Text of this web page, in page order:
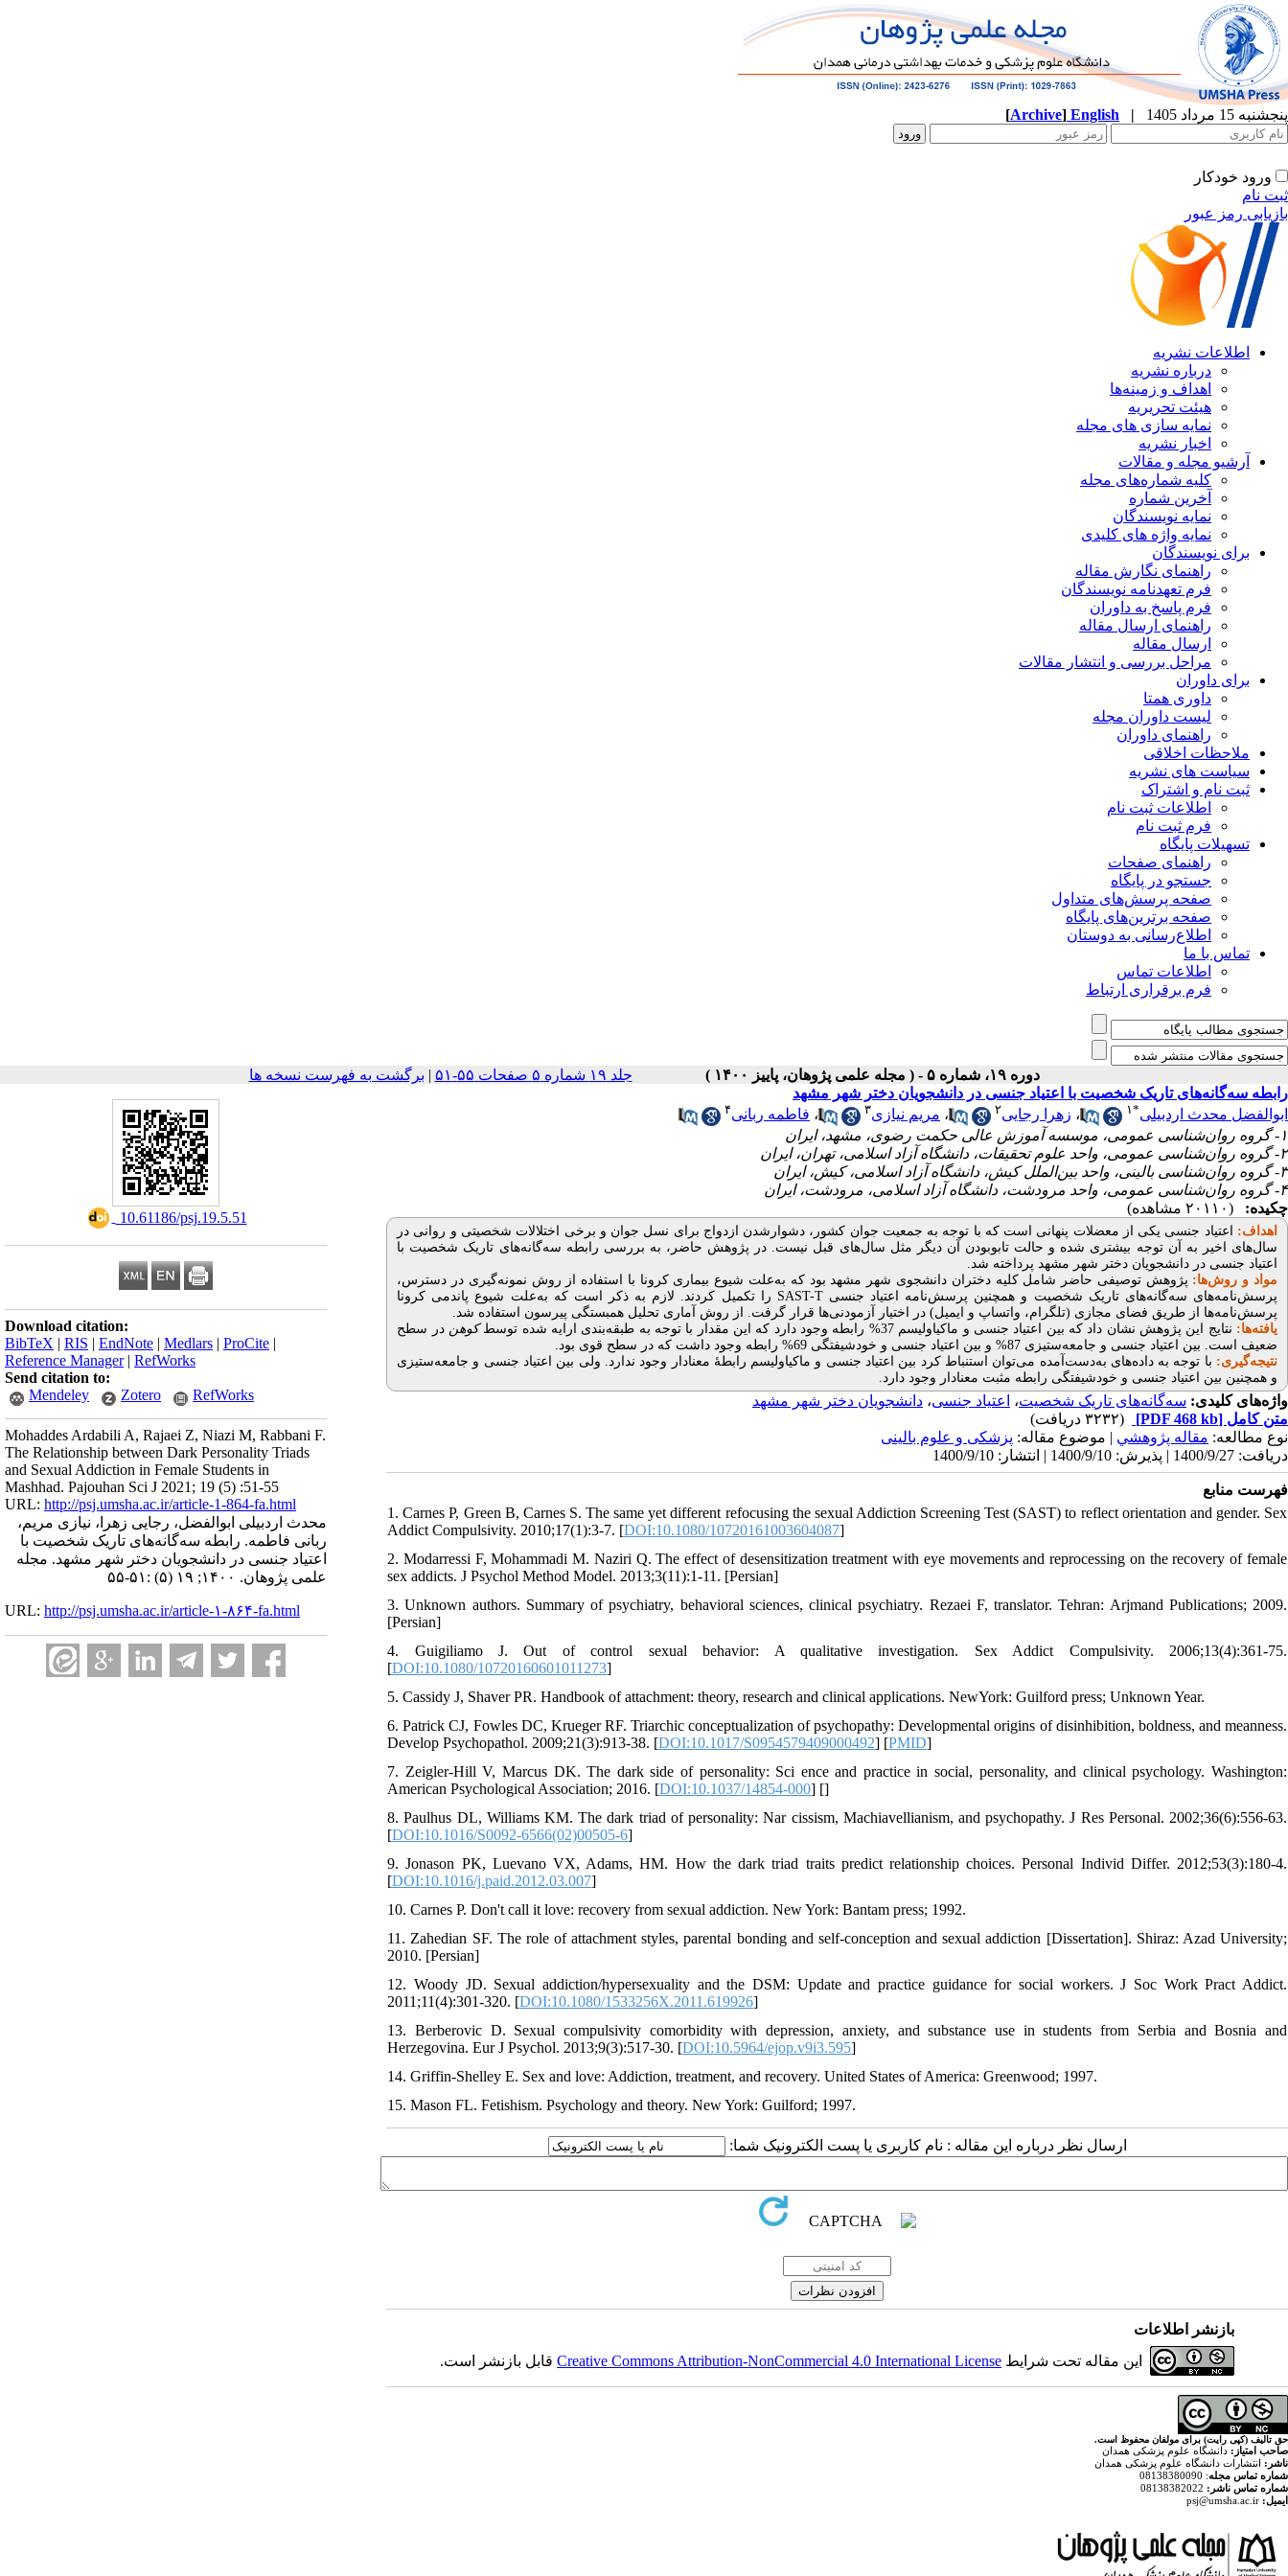
پنجشنبه 15 مرداد 1405 |
English
[Archive]
ورود خودکار
ثبت نام
بازیابی رمز عبور
اطلاعات نشریه
درباره نشریه
اهداف و زمینه‌ها
هیئت تحریریه
نمایه سازی های مجله
اخبار نشریه
آرشیو مجله و مقالات
کلیه شماره‌های مجله
آخرین شماره
نمایه نویسندگان
نمایه واژه های کلیدی
برای نویسندگان
راهنمای نگارش مقاله
فرم تعهدنامه نویسندگان
فرم پاسخ به داوران
راهنمای ارسال مقاله
ارسال مقاله
مراحل بررسی و انتشار مقالات
برای داوران
داوری همتا
لیست داوران مجله
راهنمای داوران
ملاحظات اخلاقی
سیاست های نشریه
ثبت نام و اشتراک
اطلاعات ثبت نام
فرم ثبت نام
تسهیلات پایگاه
راهنمای صفحات
جستجو در پایگاه
صفحه پرسش‌های متداول
صفحه برترین‌های پایگاه
اطلاع‌رسانی به دوستان
تماس با ما
اطلاعات تماس
فرم برقراری ارتباط
دوره ۱۹، شماره ۵ - ( مجله علمی پژوهان، پاییز ۱۴۰۰ ) جلد ۱۹ شماره ۵ صفحات ۵۵-۵۱ | برگشت به فهرست نسخه ها
‎ 10.61186/psj.19.5.51
Download citation:
BibTeX | RIS | EndNote | Medlars | ProCite |
Reference Manager| RefWorks
Send citation to:
Mendeley
Zotero RefWorks
Mohaddes Ardabili A, Rajaei Z, Niazi M, Rabbani F.
The Relationship between Dark Personality Triads
and Sexual Addiction in Female Students in
Mashhad. Pajouhan Sci J 2021; 19 (5) :51-55
URL: http://psj.umsha.ac.ir/article-1-864-fa.html
محدث اردبیلی ابوالفضل، رجایی زهرا، نیازی مریم،
ربانی فاطمه. رابطه سه‌گانه‌های تاریک شخصیت با
اعتیاد جنسی در دانشجویان دختر شهر مشهد. مجله
علمی پژوهان. ۱۴۰۰; ۱۹ (۵) :۵۱-۵۵
URL: http://psj.umsha.ac.ir/article-۱-۸۶۴-fa.html
رابطه سه‌گانه‌های تاریک شخصیت با اعتیاد جنسی در دانشجویان دختر شهر مشهد
ابوالفضل محدث اردبیلی*۱ ، زهرا رجایی۲ ، مریم نیازی۳ ، فاطمه ربانی۴
۱- گروه روان‌شناسی عمومی، موسسه آموزش عالی حکمت رضوی، مشهد، ایران
۲- گروه روان‌شناسی عمومی، واحد علوم تحقیقات، دانشگاه آزاد اسلامی، تهران، ایران
۳- گروه روان‌شناسی بالینی، واحد بین‌الملل کیش، دانشگاه آزاد اسلامی، کیش، ایران
۴- گروه روان‌شناسی عمومی، واحد مرودشت، دانشگاه آزاد اسلامی، مرودشت، ایران
چکیده:
(۲۰۱۱۰ مشاهده)
اهداف: اعتیاد جنسی یکی از معضلات پنهانی است که با توجه به جمعیت جوان کشور، دشوار‌شدن ازدواج برای نسل جوان و برخی اختلالات شخصیتی و روانی در
سال‌های اخیر به آن توجه بیشتری شده و حالت تابوبودن آن دیگر مثل سال‌های قبل نیست. در پژوهش حاضر، به بررسی رابطه سه‌گانه‌های تاریک شخصیت با
اعتیاد جنسی در دانشجویان دختر شهر مشهد پرداخته شد.
مواد و روش‌ها: پژوهش توصیفی حاضر شامل کلیه دختران دانشجوی شهر مشهد بود که به‌علت شیوع بیماری کرونا با استفاده از روش نمونه‌گیری در دسترس،
پرسش‌نامه‌های سه‌گانه‌های تاریک شخصیت و همچنین پرسش‌نامه اعتیاد جنسیSAST-T را تکمیل کردند. لازم به ذکر است که به‌علت شیوع پاندمی کرونا
پرسش‌نامه‌ها از طریق فضای مجازی (تلگرام، واتساپ و ایمیل) در اختیار آزمودنی‌ها قرار گرفت. از روش آماری تحلیل همبستگی پیرسون استفاده شد.
یافته‌ها: نتایج این پژوهش نشان داد که بین اعتیاد جنسی و ماکیاولیسم 37% رابطه وجود دارد که این مقدار با توجه به طبقه‌بندی ارایه شده توسط کوهن در سطح
ضعیف است. بین اعتیاد جنسی و جامعه‌ستیزی 87% و بین اعتیاد جنسی و خودشیفتگی 69% رابطه وجود داشت که در سطح قوی بود.
نتیجه‌گیری: با توجه به داده‌های به‌دست‌آمده می‌توان استنباط کرد بین اعتیاد جنسی و ماکیاولیسم رابطۀ معنادار وجود ندارد. ولی بین اعتیاد جنسی و جامعه‌ستیزی
و همچنین بین اعتیاد جنسی و خودشیفتگی رابطه مثبت معنادار وجود دارد
واژه‌های کلیدی: سه‌گانه‌های تاریک شخصیت، اعتیاد جنسی، دانشجویان دختر شهر مشهد
متن کامل [PDF 468 kb]
(۳۲۳۲ دریافت)
نوع مطالعه: مقاله پژوهشي | موضوع مقاله: پزشکی و علوم بالینی
دریافت: 1400/9/27 | پذیرش: 1400/9/10 | انتشار: 1400/9/10
فهرست منابع
1. Carnes P, Green B, Carnes S. The same yet different refocusing the sexual Addiction Screening Test (SAST) to reflect orientation and gender. Sex
Addict Compulsivity. 2010;17(1):3-7. [DOI:10.1080/10720161003604087]
2. Modarressi F, Mohammadi M. Naziri Q. The effect of desensitization treatment with eye movements and reprocessing on the recovery of female
sex addicts. J Psychol Method Model. 2013;3(11):1-11. [Persian]
3. Unknown authors. Summary of psychiatry, behavioral sciences, clinical psychiatry. Rezaei F, translator. Tehran: Arjmand Publications; 2009.
[Persian]
4. Guigiliamo J. Out of control sexual behavior: A qualitative investigation. Sex Addict Compulsivity. 2006;13(4):361-75.
[DOI:10.1080/10720160601011273]
5. Cassidy J, Shaver PR. Handbook of attachment: theory, research and clinical applications. NewYork: Guilford press; Unknown Year.
6. Patrick CJ, Fowles DC, Krueger RF. Triarchic conceptualization of psychopathy: Developmental origins of disinhibition, boldness, and meanness.
Develop Psychopathol. 2009;21(3):913-38. [DOI:10.1017/S0954579409000492] [PMID]
7. Zeigler-Hill V, Marcus DK. The dark side of personality: Sci ence and practice in social, personality, and clinical psychology. Washington:
American Psychological Association; 2016. [DOI:10.1037/14854-000] []
8. Paulhus DL, Williams KM. The dark triad of personality: Nar cissism, Machiavellianism, and psychopathy. J Res Personal. 2002;36(6):556-63.
[DOI:10.1016/S0092-6566(02)00505-6]
9. Jonason PK, Luevano VX, Adams, HM. How the dark triad traits predict relationship choices. Personal Individ Differ. 2012;53(3):180-4.
[DOI:10.1016/j.paid.2012.03.007]
10. Carnes P. Don't call it love: recovery from sexual addiction. New York: Bantam press; 1992.
11. Zahedian SF. The role of attachment styles, parental bonding and self-conception and sexual addiction [Dissertation]. Shiraz: Azad University;
2010. [Persian]
12. Woody JD. Sexual addiction/hypersexuality and the DSM: Update and practice guidance for social workers. J Soc Work Pract Addict.
2011;11(4):301-320. [DOI:10.1080/1533256X.2011.619926]
13. Berberovic D. Sexual compulsivity comorbidity with depression, anxiety, and substance use in students from Serbia and Bosnia and
Herzegovina. Eur J Psychol. 2013;9(3):517-30. [DOI:10.5964/ejop.v9i3.595]
14. Griffin-Shelley E. Sex and love: Addiction, treatment, and recovery. United States of America: Greenwood; 1997.
15. Mason FL. Fetishism. Psychology and theory. New York: Guilford; 1997.
ارسال نظر درباره این مقاله : نام کاربری یا پست الکترونیک شما:
بازنشر اطلاعات
این مقاله تحت شرایط Creative Commons Attribution-NonCommercial 4.0 International Licenseقابل بازنشر است.
حق تالیف (کپی رایت) برای مولفان محفوظ است.
صاحب امتیاز: دانشگاه علوم پزشکی همدان
ناشر: انتشارات دانشگاه علوم پزشکی همدان
شماره تماس مجله: 08138380090
شماره تماس ناشر:
ایمیل: